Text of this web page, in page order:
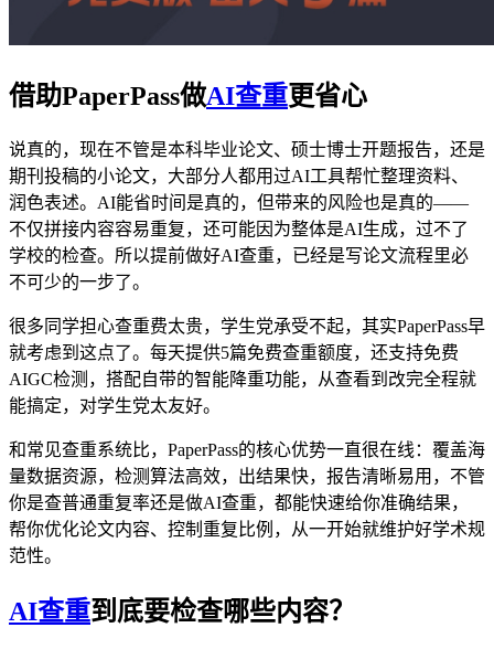
借助PaperPass做AI查重更省心
说真的，现在不管是本科毕业论文、硕士博士开题报告，还是
期刊投稿的小论文，大部分人都用过AI工具帮忙整理资料、
润色表述。AI能省时间是真的，但带来的风险也是真的——
不仅拼接内容容易重复，还可能因为整体是AI生成，过不了
学校的检查。所以提前做好AI查重，已经是写论文流程里必
不可少的一步了。
很多同学担心查重费太贵，学生党承受不起，其实PaperPass早
就考虑到这点了。每天提供5篇免费查重额度，还支持免费
AIGC检测，搭配自带的智能降重功能，从查看到改完全程就
能搞定，对学生党太友好。
和常见查重系统比，PaperPass的核心优势一直很在线：覆盖海
量数据资源，检测算法高效，出结果快，报告清晰易用，不管
你是查普通重复率还是做AI查重，都能快速给你准确结果，
帮你优化论文内容、控制重复比例，从一开始就维护好学术规
范性。
AI查重到底要检查哪些内容？